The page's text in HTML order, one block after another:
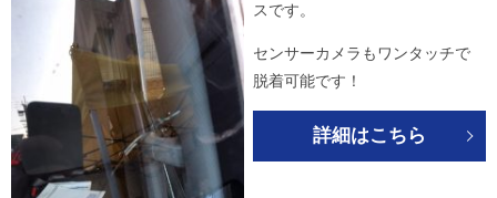
スです。
センサーカメラもワンタッチで
脱着可能です！
詳細はこちら